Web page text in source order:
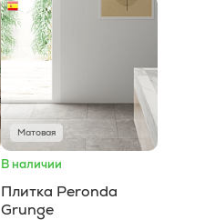
Матовая
В наличии
Плитка Peronda
Grunge